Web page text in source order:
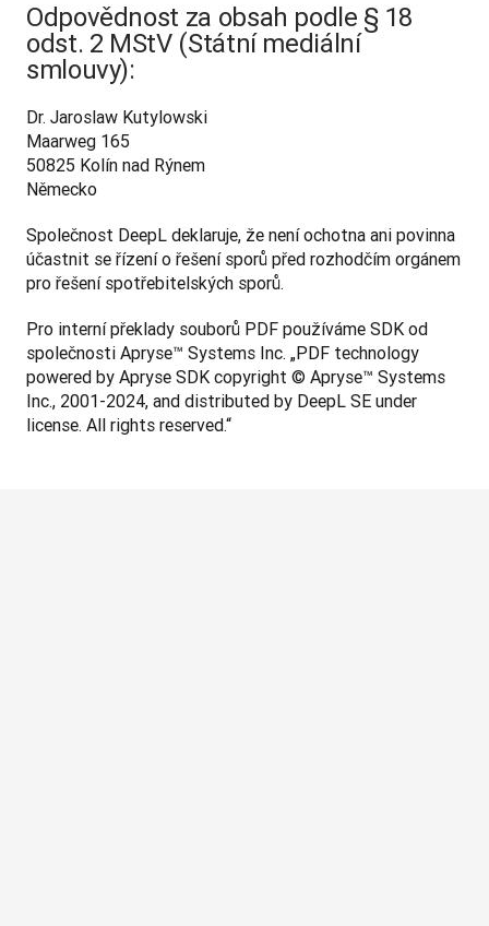
Odpovědnost za obsah podle § 18
odst. 2 MStV (Státní mediální
smlouvy):
Dr. Jaroslaw Kutylowski
Maarweg 165
50825 Kolín nad Rýnem
Německo
Společnost DeepL deklaruje, že není ochotna ani povinna
účastnit se řízení o řešení sporů před rozhodčím orgánem
pro řešení spotřebitelských sporů.
Pro interní překlady souborů PDF používáme SDK od
společnosti Apryse™ Systems Inc. „PDF technology
powered by Apryse SDK copyright © Apryse™ Systems
Inc., 2001-2024, and distributed by DeepL SE under
license. All rights reserved.“